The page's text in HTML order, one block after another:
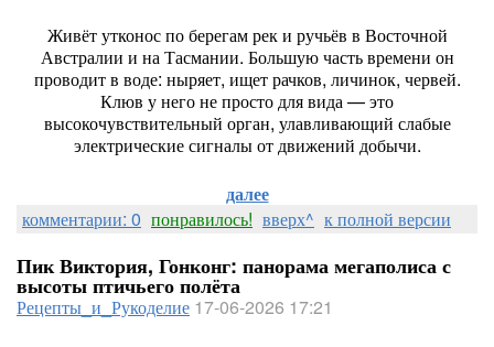
Живётутконоспоберегамреки ручьёв в Восточной
Австралии и наТасмании. Большуючастьвремени он
проводитв воде: ныряет, ищетрачков, личинок, червей.
Клюв унегонепростодлявида— это
высокочувствительный орган, улавливающий слабые
электрическиесигналыотдвижений добычи.
далее
комментарии: 0 понравилось! вверх^ к полной версии
Пик Виктория, Гонконг: панорама мегаполиса с
высоты птичьего полёта
Рецепты_и_Рукоделие 17-06-2026 17:21